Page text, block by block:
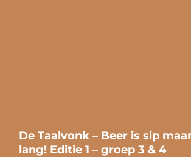
De Taalvonk – Beer is sip
lang! Editie 1 – groep 3 & 4